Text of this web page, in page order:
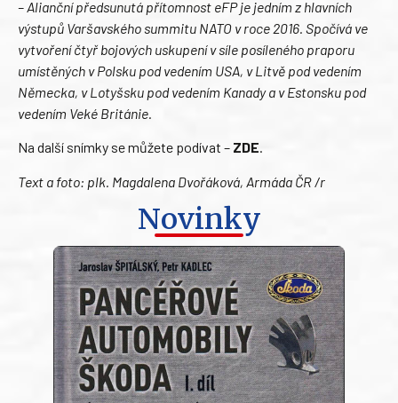
– Alianční předsunutá přítomnost eFP je jedním z hlavních
výstupů Varšavského summitu NATO v roce 2016. Spočívá ve
vytvoření čtyř bojových uskupení v síle posíleného praporu
umístěných v Polsku pod vedením USA, v Litvě pod vedením
Německa, v Lotyšsku pod vedením Kanady a v Estonsku pod
vedením Veké Británie.
Na další snímky se můžete podívat – ZDE.
Text a foto: plk. Magdalena Dvořáková, Armáda ČR /r
Novinky